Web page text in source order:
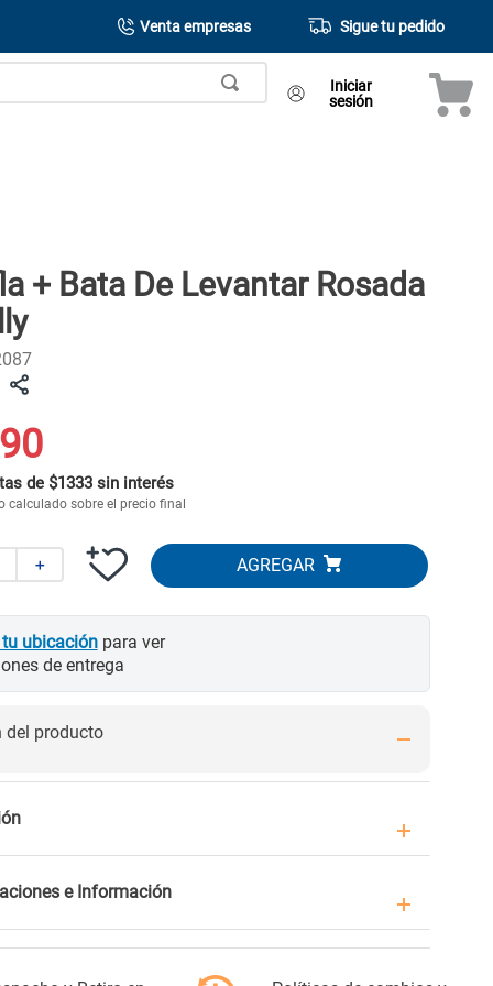
Venta empresas Sigue tu pedido
Iniciar
sesión
+ Bata De Levantar Rosada
de $1333 sin interés
calculado sobre el precio final
＋
ubicaciónpara ver
de entrega
del producto
e Información